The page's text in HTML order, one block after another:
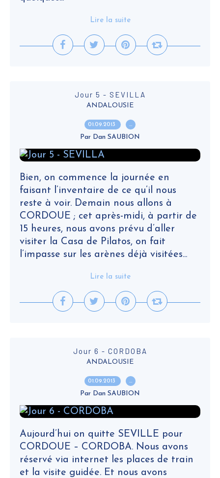
Lire la suite
Jour 5 - SEVILLA
ANDALOUSIE
01.09.2013 …
Par Dan SAUBION
Bien, on commence la journée en
faisant l’inventaire de ce qu’il nous
reste à voir. Demain nous allons à
CORDOUE ; cet après-midi, à partir de
15 heures, nous avons prévu d’aller
visiter la Casa de Pilatos, on fait
l’impasse sur les arènes déjà visitées...
Lire la suite
Jour 6 - CORDOBA
ANDALOUSIE
01.09.2013 …
Par Dan SAUBION
Aujourd’hui on quitte SEVILLE pour
CORDOUE – CORDOBA. Nous avons
réservé via internet les places de train
et la visite guidée. Et nous avons